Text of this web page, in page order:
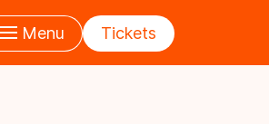
Menu Tickets